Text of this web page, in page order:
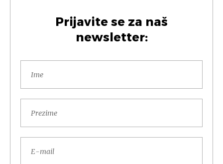
Prijavite se za naš
newsletter: